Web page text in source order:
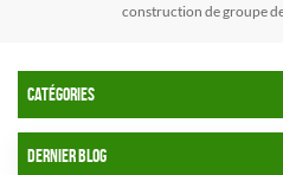
construction de groupe
CATÉGORIES
DERNIER BLOG